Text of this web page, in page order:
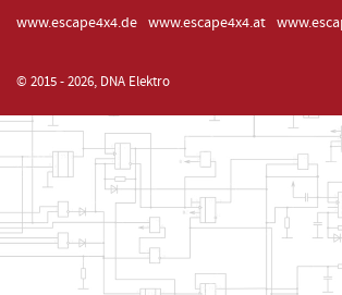
www.escape4x4.de
www.escape4x4.at
© 2015 - 2026, DNA Elektro